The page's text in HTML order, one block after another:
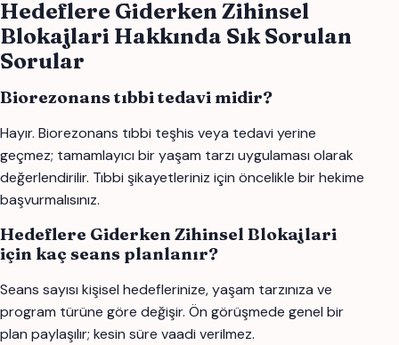
Hedeflere Giderken Zihinsel
Blokajlari Hakkında Sık Sorulan
Sorular
Biorezonans tıbbi tedavi midir?
Hayır. Biorezonans tıbbi teşhis veya tedavi yerine
geçmez; tamamlayıcı bir yaşam tarzı uygulaması olarak
değerlendirilir. Tıbbi şikayetleriniz için öncelikle bir hekime
başvurmalısınız.
Hedeflere Giderken Zihinsel Blokajlari
için kaç seans planlanır?
Seans sayısı kişisel hedeflerinize, yaşam tarzınıza ve
program türüne göre değişir. Ön görüşmede genel bir
plan paylaşılır; kesin süre vaadi verilmez.